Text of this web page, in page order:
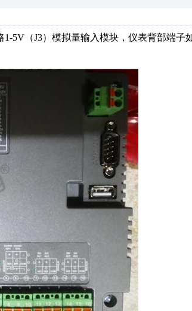
5V（J3）模拟量输入模块，仪表背部端子